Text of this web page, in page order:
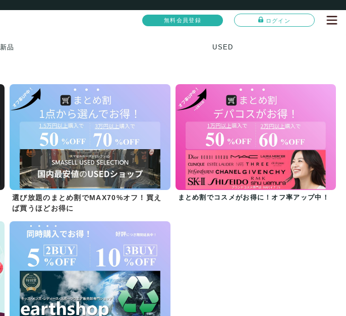
無料会員登録 ログイン
新品 USED
選び放題のまとめ割でMAX70%オフ！買え
ば買うほどお得に
まとめ割でコスメがお得に！オフ率アップ中！